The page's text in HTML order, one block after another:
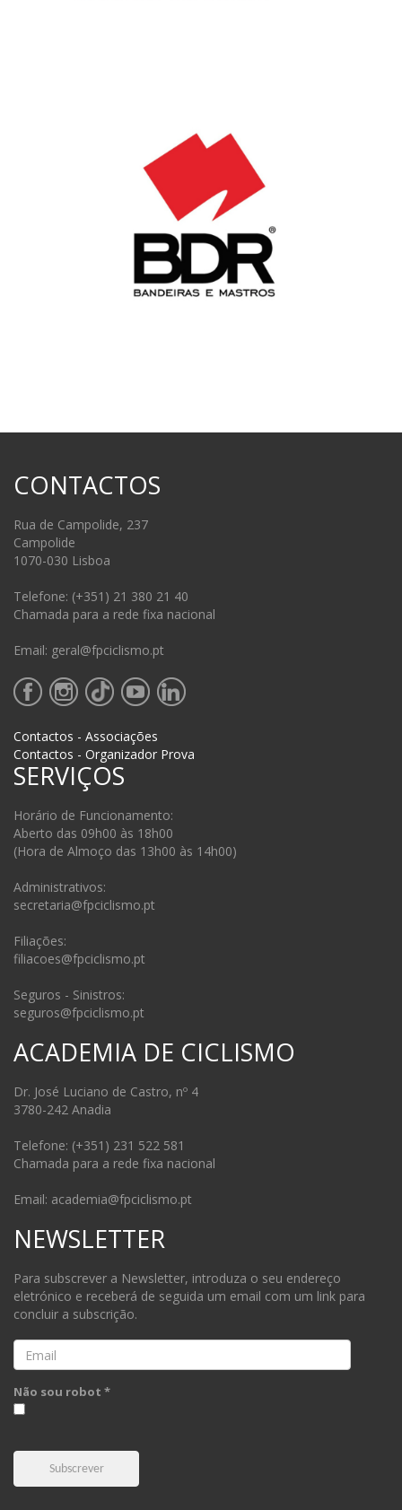
CONTACTOS
Rua de Campolide, 237
Campolide
1070-030 Lisboa
Telefone: (+351) 21 380 21 40
Chamada para a rede fixa nacional
Email: geral@fpciclismo.pt
Contactos - Associações
Contactos - Organizador Prova
SERVIÇOS
Horário de Funcionamento:
Aberto das 09h00 às 18h00
(Hora de Almoço das 13h00 às 14h00)
Administrativos:
secretaria@fpciclismo.pt
Filiações:
filiacoes@fpciclismo.pt
Seguros - Sinistros:
seguros@fpciclismo.pt
ACADEMIA DE CICLISMO
Dr. José Luciano de Castro, nº 4
3780-242 Anadia
Telefone: (+351) 231 522 581
Chamada para a rede fixa nacional
Email: academia@fpciclismo.pt
NEWSLETTER
Para subscrever a Newsletter, introduza o seu endereço
eletrónico e receberá de seguida um email com um link para
concluir a subscrição.
Email
Não sou robot *
Subscrever